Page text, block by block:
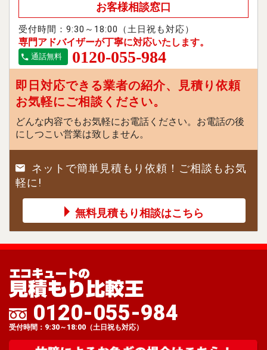
お客様相談窓口
受付時間：9:30～18:00（土日祝も対応）
専門アドバイザーが丁寧に対応いたします。
通話無料 0120-055-984
即日対応できる業者の紹介、見積り依頼
お気軽にご相談ください。
どんな内容でもお気軽にお電話ください。お電話の後
にしつこい営業は致しません。
ネットで簡単見積もり依頼！ご相談もお気
軽に!
無料見積もり相談はこちら
0120-055-984
受付時間：9:30～18:00（土日祝も対応）